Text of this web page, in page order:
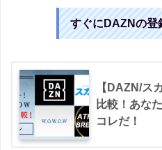
すぐにDAZNの登
【DAZN/ス
比較！あな
コレだ！